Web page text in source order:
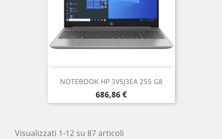
NOTEBOOK HP 3V5J3EA 255 G8
Prezzo
686,86 €
Visualizzati 1-12 su 87 articoli